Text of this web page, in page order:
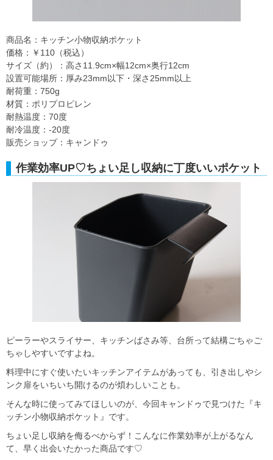
商品名：キッチン小物収納ポケット
価格：￥110（税込）
サイズ（約）：高さ11.9cm×幅12cm×奥行12cm
設置可能場所：厚み23mm以下・深さ25mm以上
耐荷重：750g
材質：ポリプロピレン
耐熱温度：70度
耐冷温度：-20度
販売ショップ：キャンドゥ
作業効率UP♡ちょい足し収納に丁度いいポケット
ピーラーやスライサー、キッチンばさみ等、台所って結構ごちゃご
ちゃしやすいですよね。
料理中にすぐ使いたいキッチンアイテムがあっても、引き出しやシ
ンク扉をいちいち開けるのが煩わしいことも。
そんな時に使ってみてほしいのが、今回キャンドゥで見つけた『キ
ッチン小物収納ポケット』です。
ちょい足し収納を侮るべからず！こんなに作業効率が上がるなん
て、早く出会いたかった商品です♡